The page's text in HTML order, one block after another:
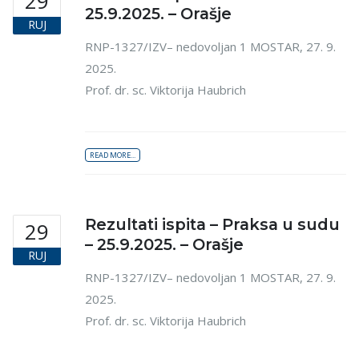
RUJ
25.9.2025. – Orašje
RNP-1327/IZV– nedovoljan 1 MOSTAR, 27. 9.
2025.
Prof. dr. sc. Viktorija Haubrich
READ MORE...
29
RUJ
Rezultati ispita – Praksa u sudu
– 25.9.2025. – Orašje
RNP-1327/IZV– nedovoljan 1 MOSTAR, 27. 9.
2025.
Prof. dr. sc. Viktorija Haubrich